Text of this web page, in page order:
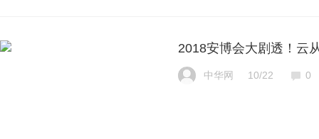
2018安博会大剧透！云
中华网 10/22 0